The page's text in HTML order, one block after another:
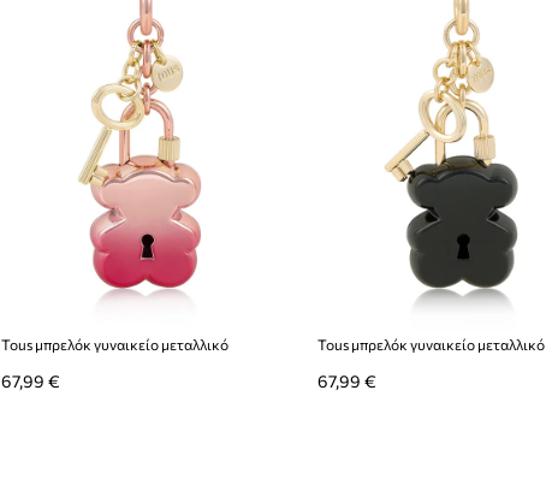
Tous μπρελόκ γυναικείο μεταλλικό
67,99 €
Tous μπρελόκ γυναικείο μεταλλικό
67,99 €